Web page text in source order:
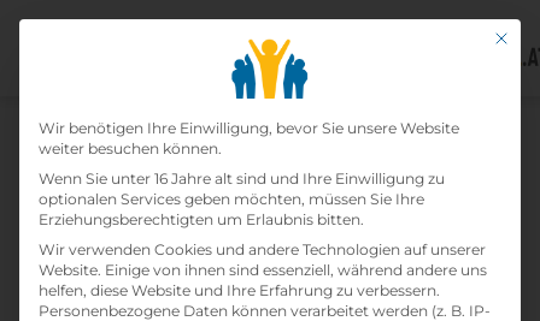
Home»Lehrbetriebe»Hotel Barbarahof
Hotel Barbarahof
printLehrstelle ausdrucken
Mit
Datenschutz-
Wir benötigen Ihre Einwilligung, bevor Sie unsere Website
weiter besuchen können.
Wenn Sie unter 16 Jahre alt sind und Ihre Einwilligung zu
optionalen Services geben möchten, müssen Sie Ihre
Erziehungsberechtigten um Erlaubnis bitten.
Wir verwenden Cookies und andere Technologien auf unserer
Website. Einige von ihnen sind essenziell, während andere uns
helfen, diese Website und Ihre Erfahrung zu verbessern.
Personenbezogene Daten können verarbeitet werden (z. B. IP-